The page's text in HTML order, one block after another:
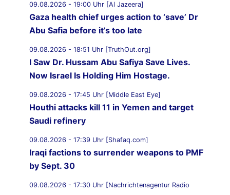
09.08.2026 - 19:00 Uhr [Al Jazeera]
Gaza health chief urges action to ‘save’ Dr
Abu Safia before it’s too late
09.08.2026 - 18:51 Uhr [TruthOut.org]
I Saw Dr. Hussam Abu Safiya Save Lives.
Now Israel Is Holding Him Hostage.
09.08.2026 - 17:45 Uhr [Middle East Eye]
Houthi attacks kill 11 in Yemen and target
Saudi refinery
09.08.2026 - 17:39 Uhr [Shafaq.com]
Iraqi factions to surrender weapons to PMF
by Sept. 30
09.08.2026 - 17:30 Uhr [Nachrichtenagentur Radio